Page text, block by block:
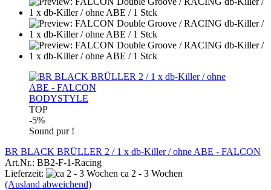
BODYSTYLE
TOP
-5%
Sound pur !
BR BLACK BRÜLLER 2 / 1 x db-Killer / ohne ABE - FALCON
Art.Nr.: BB2-F-1-Racing
Lieferzeit:
ca 2 - 3 Wochen
(Ausland abweichend)